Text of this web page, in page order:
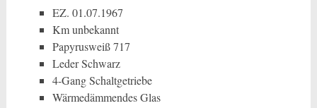
EZ. 01.07.1967
Km unbekannt
Papyrusweiß 717
Leder Schwarz
4-Gang Schaltgetriebe
Wärmedämmendes Glas